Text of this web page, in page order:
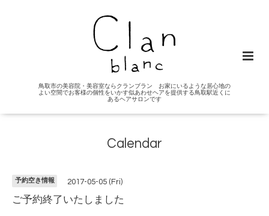
鳥取市の美容院・美容室ならクランブラン お家にいるような居心地の
よい空間でお客様の個性をいかす似あわせヘアを提供する鳥取駅近くに
あるヘアサロンです
Calendar
予約空き情報 2017-05-05 (Fri)
ご予約終了いたしました